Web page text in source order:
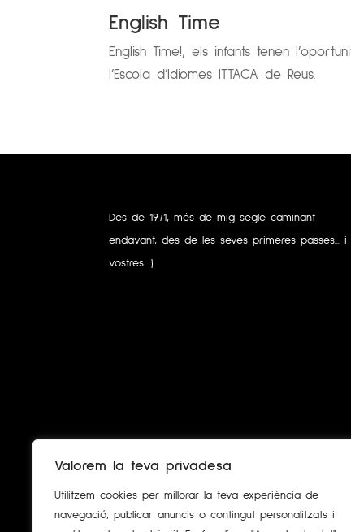
Valorem la teva privadesa
Utilitzem cookies per millorar la teva experiència de
navegació, publicar anuncis o contingut personalitzats i
English Time
English Time!, els infants tenen
l’Escola d’Idiomes ITTACA de Reus.
Des de 1971, més de mig segle caminant
endavant, des de les seves primeres passes... i
vostres :)